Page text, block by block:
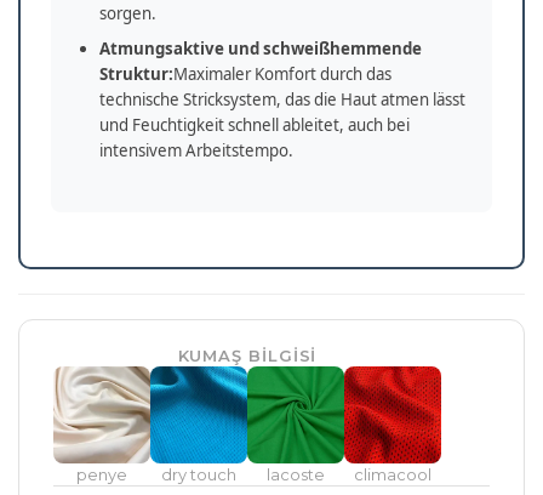
sorgen.
Atmungsaktive und schweißhemmende
Struktur:Maximaler Komfort durch das
technische Stricksystem, das die Haut atmen lässt
und Feuchtigkeit schnell ableitet, auch bei
intensivem Arbeitstempo.
KUMAŞ BİLGİSİ
penye dry touch lacoste climacool